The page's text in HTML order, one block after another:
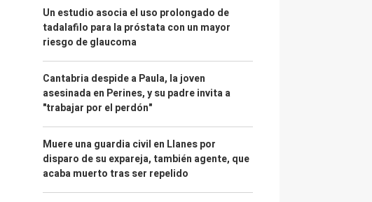
Un estudio asocia el uso prolongado de
tadalafilo para la próstata con un mayor
riesgo de glaucoma
Cantabria despide a Paula, la joven
asesinada en Perines, y su padre invita a
"trabajar por el perdón"
Muere una guardia civil en Llanes por
disparo de su expareja, también agente, que
acaba muerto tras ser repelido